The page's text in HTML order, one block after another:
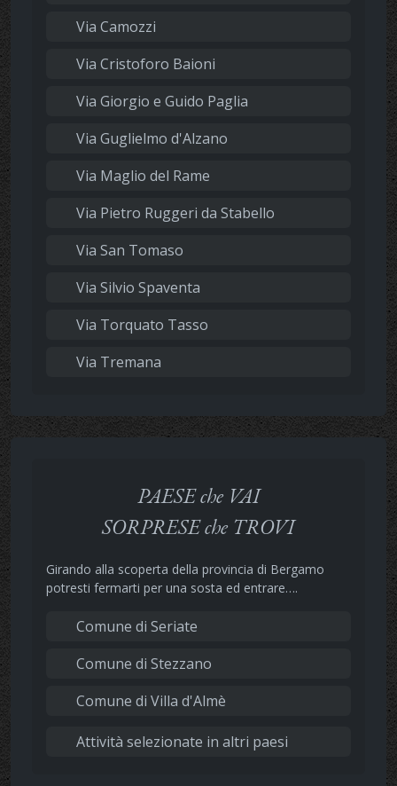
Via Camozzi
Via Cristoforo Baioni
Via Giorgio e Guido Paglia
Via Guglielmo d'Alzano
Via Maglio del Rame
Via Pietro Ruggeri da Stabello
Via San Tomaso
Via Silvio Spaventa
Via Torquato Tasso
Via Tremana
PAESE che VAI
SORPRESE che TROVI
Girando alla scoperta della provincia di Bergamo
potresti fermarti per una sosta ed entrare….
Comune di Seriate
Comune di Stezzano
Comune di Villa d'Almè
Attività selezionate in altri paesi